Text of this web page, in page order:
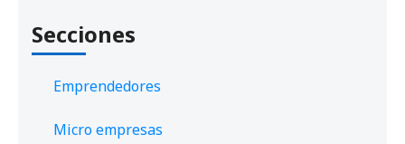
Secciones
Emprendedores
Micro empresas